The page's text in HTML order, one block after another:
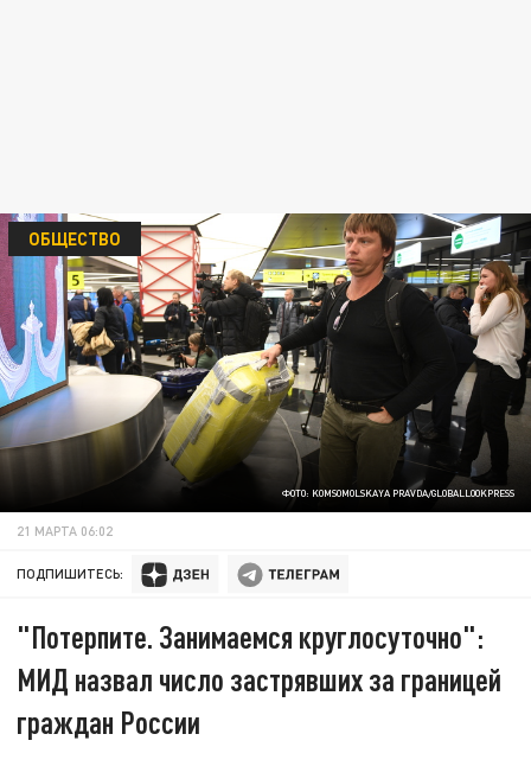
ФОТО: KOMSOMOLSKAYA PRAVDA/GLOBALLOOKPRESS
ОБЩЕСТВО
21 МАРТА 06:02
ПОДПИШИТЕСЬ:
"Потерпите. Занимаемся круглосуточно":
МИД назвал число застрявших за границей
граждан России